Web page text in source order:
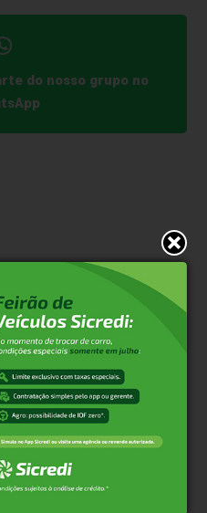
do nosso grupo no
de responsabilidade de quem
de reprovar ou eliminar
do site ou que